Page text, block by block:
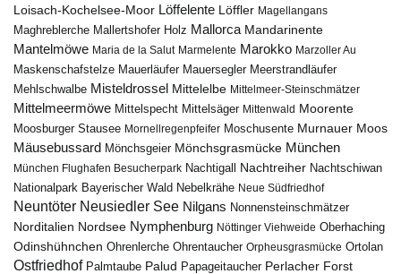
Loisach-Kochelsee-Moor Löffelente Löffler Magellangans
Maghreblerche Mallertshofer Holz Mallorca Mandarinente
Mantelmöwe Maria de la Salut Marmelente Marokko Marzoller Au
Maskenschafstelze Mauerläufer Mauersegler Meerstrandläufer
Mehlschwalbe Misteldrossel Mittelelbe Mittelmeer-Steinschmätzer
Mittelmeermöwe Mittelspecht Mittelsäger Mittenwald Moorente
Moosburger Stausee Mornellregenpfeifer Moschusente Murnauer Moos
Mäusebussard Mönchsgeier Mönchsgrasmücke München
München Flughafen Besucherpark Nachtigall Nachtreiher Nachtschiwan
Nationalpark Bayerischer Wald Nebelkrähe Neue Südfriedhof
Neuntöter Neusiedler See Nilgans Nonnensteinschmätzer
Norditalien Nordsee Nymphenburg Nöttinger Viehweide Oberhaching
Odinshühnchen Ohrenlerche Ohrentaucher Orpheusgrasmücke Ortolan
Ostfriedhof Palmtaube Palud Papageitaucher Perlacher Forst